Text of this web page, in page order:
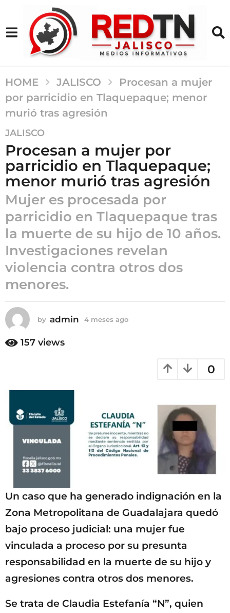
HOME JALISCO
Procesan a mujer
por parricidio en Tlaquepaque; menor
murió tras agresión
4
m
e
s
e
a
g
o
4
m
e
e
a
g
o
JALISCO
Procesan a mujer por
parricidio en Tlaquepaque;
menor murió tras agresión
Mujer es procesada por
parricidio en Tlaquepaque tras
la muerte de su hijo de 10 años.
Investigaciones revelan
violencia contra otros dos
menores.
by admin 4 meses ago
157 views
0
Un caso que ha generado indignación en la
Zona Metropolitana de Guadalajara quedó
bajo proceso judicial: una mujer fue
vinculada a proceso por su presunta
responsabilidad en la muerte de su hijo y
agresiones contra otros dos menores.
Se trata de Claudia Estefanía “N”, quien